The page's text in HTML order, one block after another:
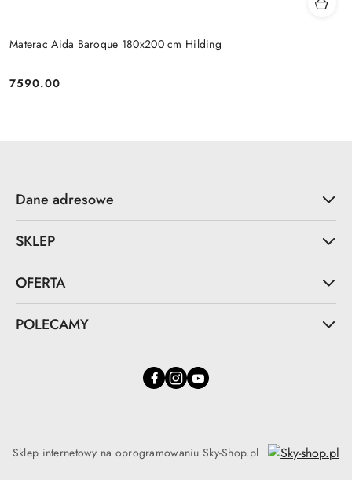
Materac Aida Baroque 180x200 cm Hilding
Cena:
7590.00
Dane adresowe
SKLEP
OFERTA
POLECAMY
Sklep internetowy na oprogramowaniu Sky-Shop.pl